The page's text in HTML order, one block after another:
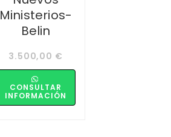
Ministerios-
Belin
3.500,00 €
CONSULTAR
INFORMACIÓN